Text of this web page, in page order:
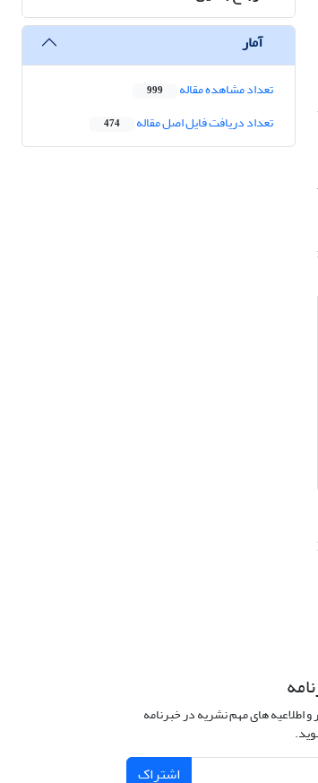
آمار
تعداد مشاهده مقاله 999
تعداد دریافت فایل اصل مقاله 474
و اطلاعیه های مهم نشریه در خبرنامه
اشتراک